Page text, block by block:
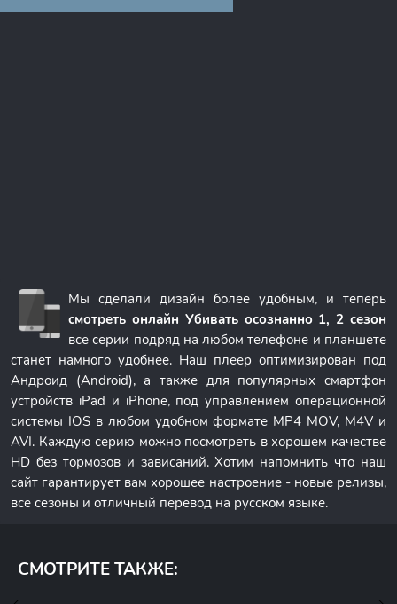
Мы сделали дизайн более удобным, и теперь
смотреть онлайн Убивать осознанно 1, 2 сезон
все серии подряд на любом телефоне и планшете
станет намного удобнее. Наш плеер оптимизирован под
Андроид (Android), а также для популярных смартфон
устройств iPad и iPhone, под управлением операционной
системы IOS в любом удобном формате MP4 MOV, M4V и
AVI. Каждую серию можно посмотреть в хорошем качестве
HD без тормозов и зависаний. Хотим напомнить что наш
сайт гарантирует вам хорошее настроение - новые релизы,
все сезоны и отличный перевод на русском языке.
СМОТРИТЕ ТАКЖЕ: